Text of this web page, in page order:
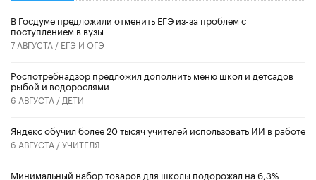
В Госдуме предложили отменить ЕГЭ из-за проблем с
поступлением в вузы
7 АВГУСТА / ЕГЭ И ОГЭ
Роспотребнадзор предложил дополнить меню школ и детсадов
рыбой и водорослями
6 АВГУСТА / ДЕТИ
​Яндекс обучил более 20 тысяч учителей использовать ИИ в работе
6 АВГУСТА /УЧИТЕЛЯ
Минимальный набор товаров для школы подорожал на 6,3%